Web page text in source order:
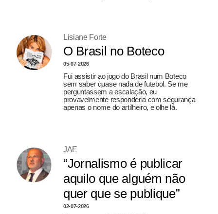
Lisiane Forte
O Brasil no Boteco
05-07-2026
Fui assistir ao jogo do Brasil num Boteco
sem saber quase nada de futebol. Se me
perguntassem a escalação, eu
provavelmente responderia com segurança
apenas o nome do artilheiro, e olhe lá.
JAE
“Jornalismo é publicar
aquilo que alguém não
quer que se publique”
02-07-2026